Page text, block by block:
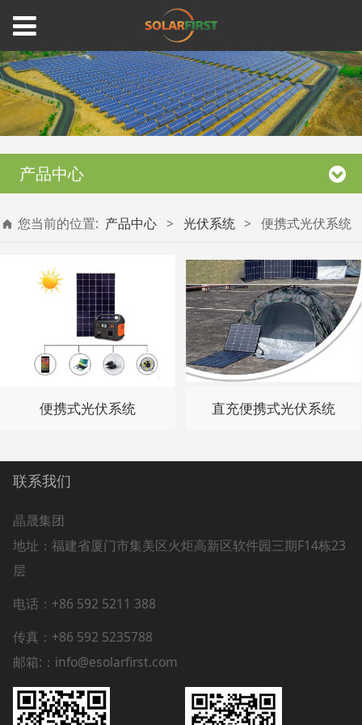
产品中心
您当前的位置: 产品中心 > 光伏系统 > 便携式光伏系统
便携式光伏系统 直充便携式光伏系统
联系我们
晶晟集团
地址： 福建省厦门市集美区火炬高新区软件园三期F14栋23
层
电话：+86 592 5211 388
传真：+86 592 5235788
邮箱:：info@esolarfirst.com